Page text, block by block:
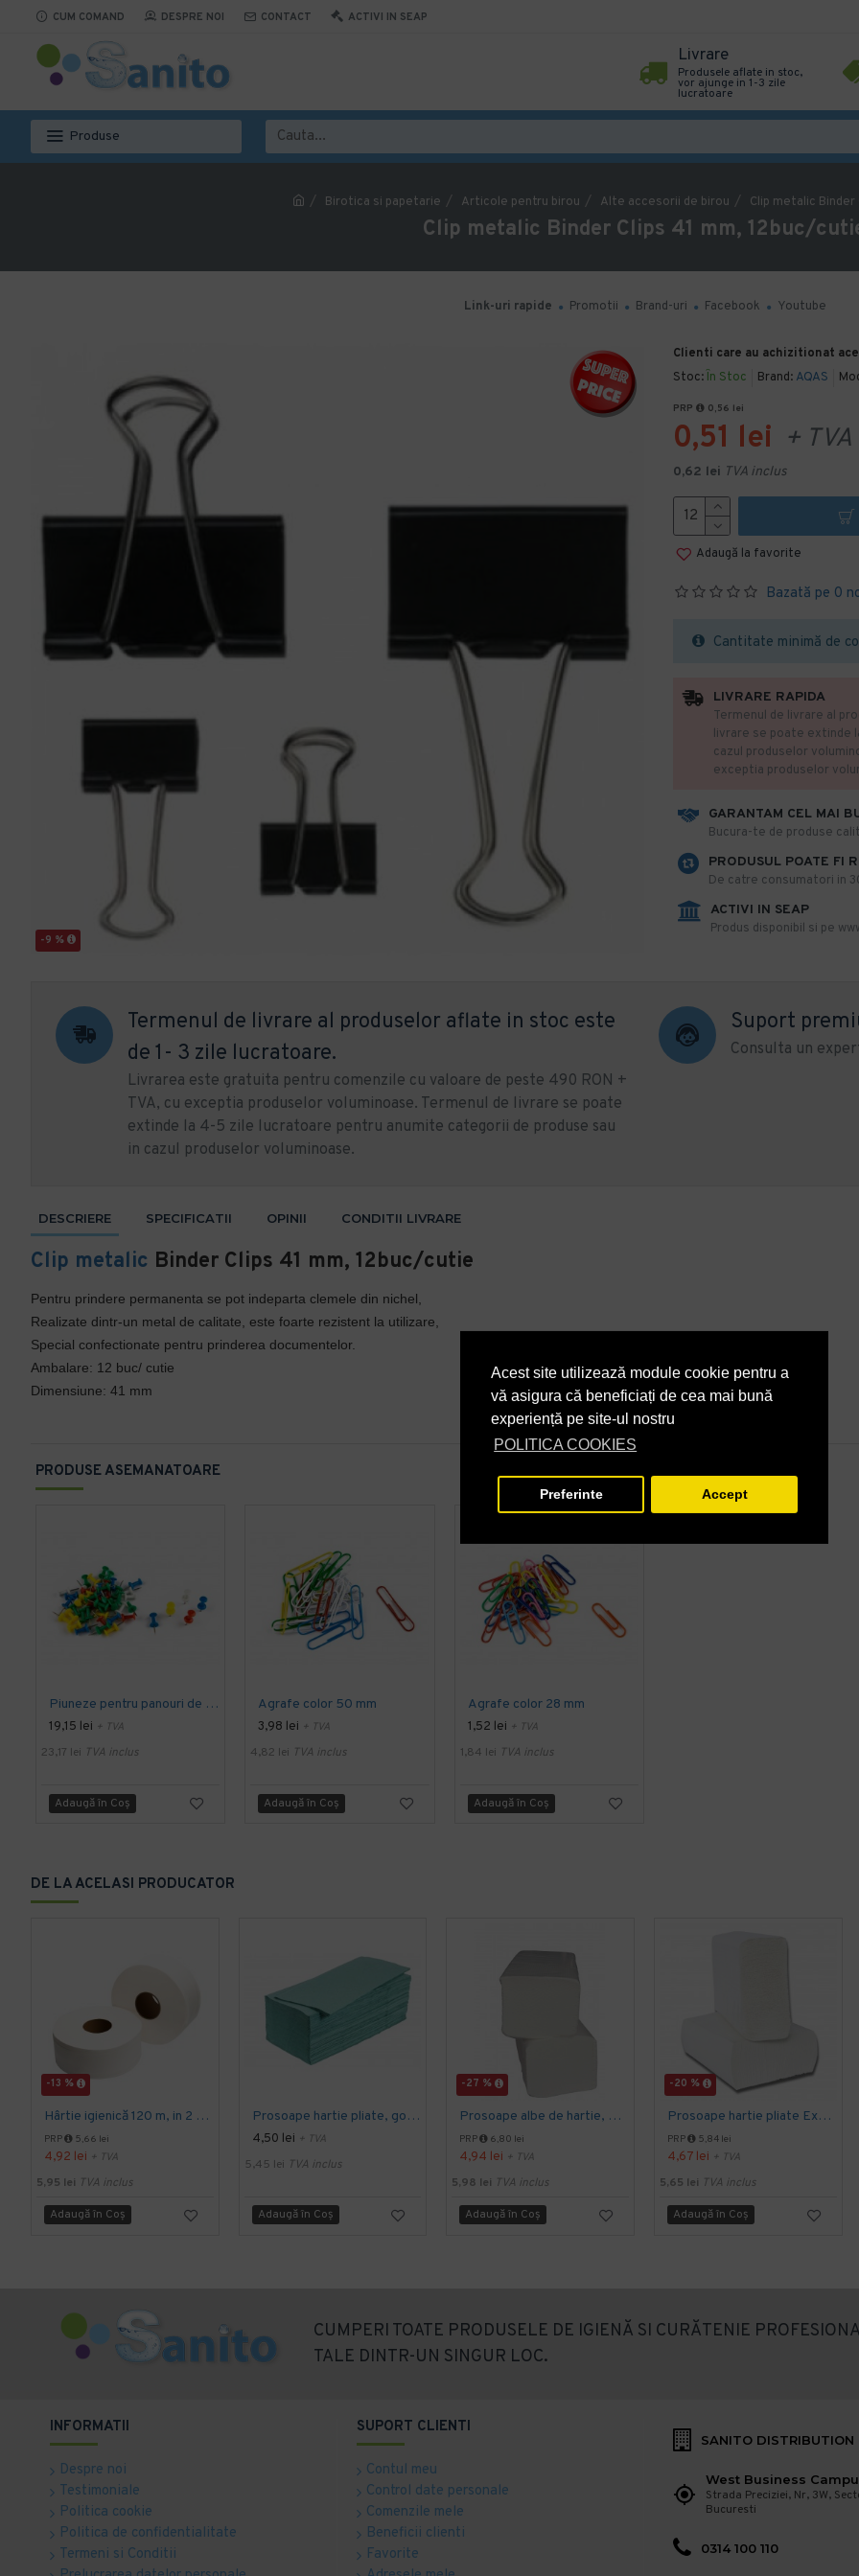
Acest site utilizează module cookie pentru a
vă asigura că beneficiați de cea mai bună
experiență pe site-ul nostru
POLITICA COOKIES
Preferinte Accept
CUM COMAND DESPRE NOI CONTACT ACTIVI IN SEAP
Livrare
Produsele aflate in stoc,
vor ajunge in 1-3 zile
lucratoare
Produse
Birotica si papetarie Articole pentru birou Alte accesorii de birou Clip metalic Binder
Clip metalic Binder Clips 41 mm, 12buc/
Link-uri rapide Promotii Brand-uri Facebook Youtube
-9 %
Clienti care au achizitionat
Stoc: În Stoc Brand: AQAS
Bazată pe 0
PRP 0,56 lei
0,51 lei + TVA
0,62 lei TVA inclus
Adaugă la favorite
Cantitate minimă de
GARANTAM CEL MAI
​Bucura-te de produse
PRODUSUL POATE FI
De catre consumatori in
ACTIVI IN SEAP
Produs disponibil si pe
LIVRARE RAPIDA
Termenul de livrare al
livrare se poate extinde
cazul produselor
exceptia produselor
Termenul de livrare al produselor aflate in stoc este
de 1- 3 zile lucratoare.
Livrarea este gratuita pentru comenzile cu valoare de peste 490 RON +
TVA, cu exceptia produselor voluminoase. Termenul de livrare se poate
extinde la 4-5 zile lucratoare pentru anumite categorii de produse sau
in cazul produselor voluminoase.
Suport
Consulta un
PRODUSE ASEMANATOARE
Piuneze pentru panouri de plută, set 10 cutii
19,15 lei + TVA
23,17 lei TVA inclus
Adaugă în Coş
Agrafe color 50 mm
3,98 lei + TVA
4,82 lei TVA inclus
Adaugă în Coş
Agrafe color 28 mm
1,52 lei + TVA
1,84 lei TVA inclus
Adaugă în Coş
DE LA ACELASI PRODUCATOR
-13 %
Hârtie igienică 120 m, in 2 straturi, extra albă, Mini Jumbo, AQAS
PRP 5,66 lei
4,92 lei + TVA
5,95 lei TVA inclus
Adaugă în Coş
Prosoape hartie pliate, gofrate, verzi, 25 x 23 cm, V fold, 1 strat, AQAS, 250 buc/pachet
4,50 lei + TVA
5,45 lei TVA inclus
Adaugă în Coş
-27 %
Prosoape albe de hartie, pliate V fold, 25 x 23 cm, in 2 straturi, 160 buc/pachet, 20 pac/bax, AQAS
PRP 6,80 lei
4,94 lei + TVA
5,98 lei TVA inclus
Adaugă în Coş
-20 %
Prosoape hartie pliate Expres Z fold, 160 buc / pachet, 2 straturi, 21 x 23 cm, 12 pac / bax, AQAS
PRP 5,84 lei
4,67 lei + TVA
5,65 lei TVA inclus
Adaugă în Coş
DESCRIERE SPECIFICATII OPINII CONDITII LIVRARE
Clip metalic Binder Clips 41 mm, 12buc/cutie
Pentru prindere permanenta se pot indeparta clemele din nichel,
Realizate dintr-un metal de calitate, este foarte rezistent la utilizare,
Special confectionate pentru prinderea documentelor.
Ambalare: 12 buc/ cutie
Dimensiune: 41 mm
CUMPERI TOATE PRODUSELE DE IGIENĂ SI CURĂTENIE
TALE DINTR-UN SINGUR LOC.
INFORMATII
Despre noi
Testimoniale
Politica cookie
Politica de confidentialitate
Termeni si Conditii
SUPORT CLIENTI
Contul meu
Control date personale
Comenzile mele
Beneficii clienti
Favorite
SANITO DISTRIBUTION
West Business
Strada Preciziei, Nr, 3W,
Bucuresti
0314 100 110